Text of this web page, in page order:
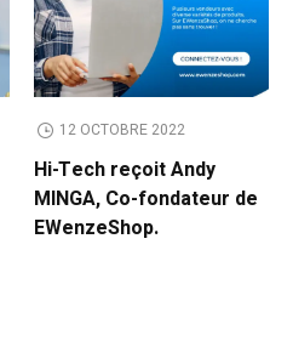
12 OCTOBRE 2022
Hi-Tech reçoit Andy
MINGA, Co-fondateur de
EWenzeShop.